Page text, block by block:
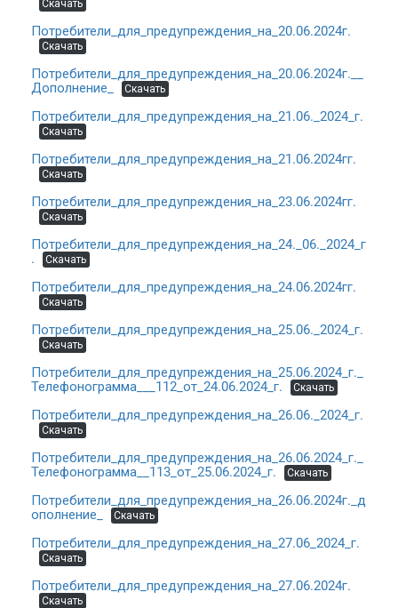
Скачать
Потребители_для_предупреждения_на_20.06.2024г.
Скачать
Потребители_для_предупреждения_на_20.06.2024г.__
Дополнение_
Скачать
Потребители_для_предупреждения_на_21.06._2024_г.
Скачать
Потребители_для_предупреждения_на_21.06.2024гг.
Скачать
Потребители_для_предупреждения_на_23.06.2024гг.
Скачать
Потребители_для_предупреждения_на_24._06._2024_г
.
Скачать
Потребители_для_предупреждения_на_24.06.2024гг.
Скачать
Потребители_для_предупреждения_на_25.06._2024_г.
Скачать
Потребители_для_предупреждения_на_25.06.2024_г._
Телефонограмма___112_от_24.06.2024_г.
Скачать
Потребители_для_предупреждения_на_26.06._2024_г.
Скачать
Потребители_для_предупреждения_на_26.06.2024_г._
Телефонограмма__113_от_25.06.2024_г.
Скачать
Потребители_для_предупреждения_на_26.06.2024г._д
ополнение_
Скачать
Потребители_для_предупреждения_на_27.06_2024_г.
Скачать
Потребители_для_предупреждения_на_27.06.2024г.
Скачать